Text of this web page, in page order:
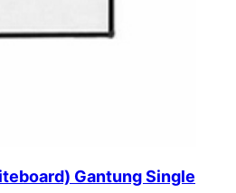
Gantung Single